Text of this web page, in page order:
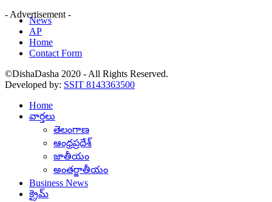
- Advertisement -
News
AP
Home
Contact Form
©DishaDasha 2020 - All Rights Reserved.
Developed by: SSIT 8143363500
Home
వార్తలు
తెలంగాణ
ఆంధ్రప్రదేశ్
జాతీయం
అంతర్జాతీయం
Business News
క్రైమ్